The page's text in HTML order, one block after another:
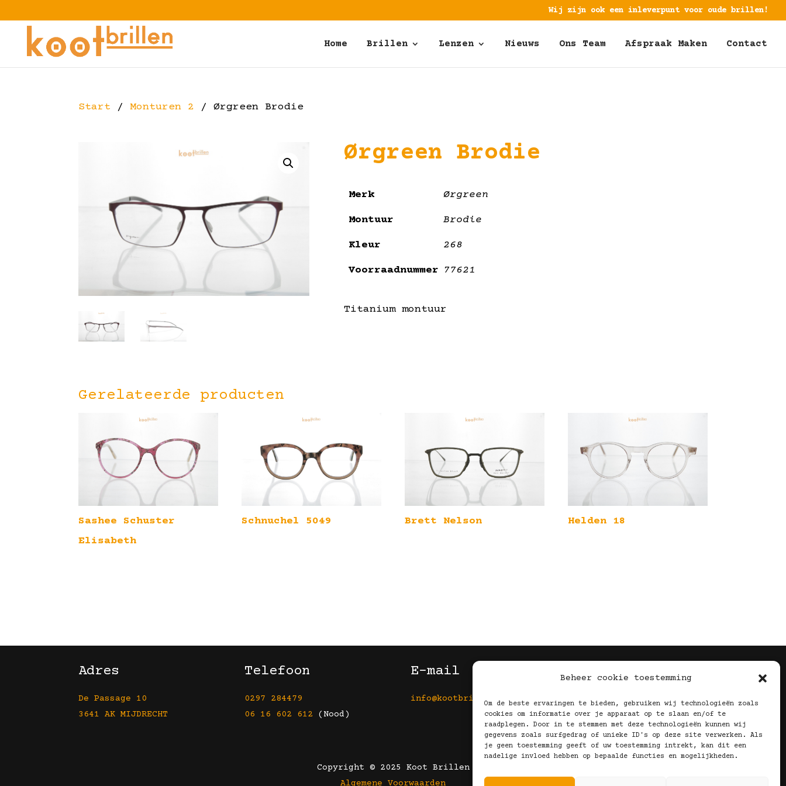
Beheer cookie toestemming
Om de beste ervaringen te bieden, gebruiken wij technologieën zoals
cookies om informatie over je apparaat op te slaan en/of te
raadplegen. Door in te stemmen met deze technologieën kunnen wij
gegevens zoals surfgedrag of unieke ID's op deze site verwerken. Als
je geen toestemming geeft of uw toestemming intrekt, kan dit een
nadelige invloed hebben op bepaalde functies en mogelijkheden.
Wij zijn ook een inleverpunt voor oude brillen!
Home Brillen Lenzen Nieuws Ons Team Afspraak Maken Contact
Start /Monturen 2 / Ørgreen Brodie
Ørgreen Brodie
Merk Ørgreen
Montuur Brodie
Kleur 268
Voorraadnummer 77621
Titanium montuur
Gerelateerde producten
Sashee Schuster
Elisabeth
Schnuchel 5049 Brett Nelson Helden 18
Adres
De Passage 10
3641 AK MIJDRECHT
Telefoon
0297 284479
06 16 602 612 (Nood)
E-mail
info@kootbrillen.nl
Volg Ons!
Copyright © 2025 Koot Brillen
Algemene Voorwaarden